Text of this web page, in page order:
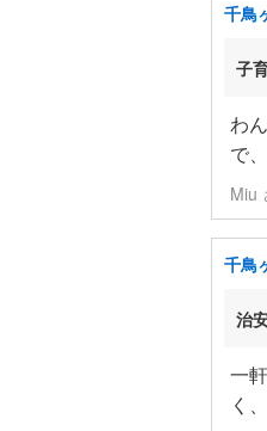
千鳥
子
わ
で
Miu
千鳥
治
一
く